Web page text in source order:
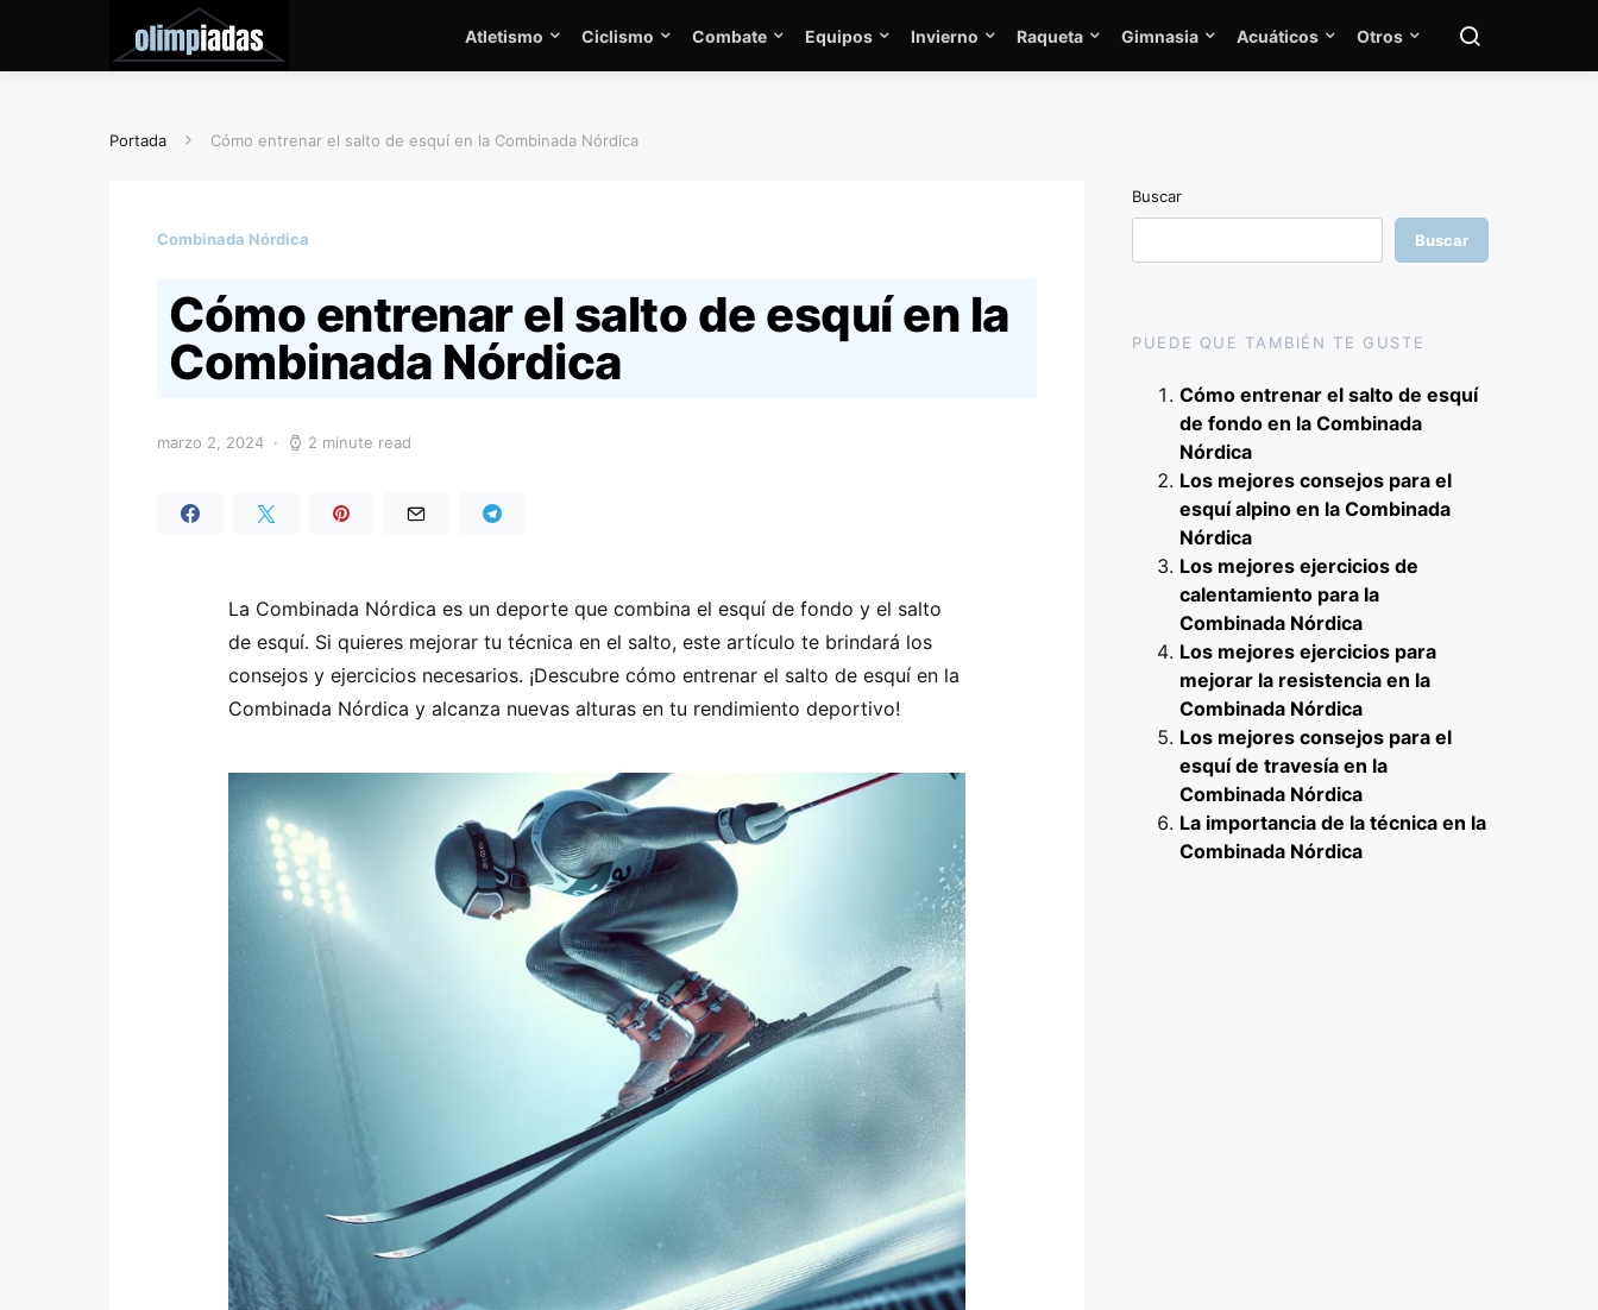
Atletismo Ciclismo Combate Equipos Invierno Raqueta Gimnasia Acuáticos Otros
Portada Cómo entrenar el salto de esquí en la Combinada Nórdica
Combinada Nórdica
Cómo entrenar el salto de esquí en la
Combinada Nórdica
marzo 2, 2024 2 minute read
La Combinada Nórdica es un deporte que combina el esquí de fondo y el salto
de esquí. Si quieres mejorar tu técnica en el salto, este artículo te brindará los
consejos y ejercicios necesarios. ¡Descubre cómo entrenar el salto de esquí en la
Combinada Nórdica y alcanza nuevas alturas en tu rendimiento deportivo!
Buscar
Buscar
PUEDE QUE TAMBIÉN TE GUSTE
Cómo entrenar el salto de esquí
de fondo en la Combinada
Nórdica
Los mejores consejos para el
esquí alpino en la Combinada
Nórdica
Los mejores ejercicios de
calentamiento para la
Combinada Nórdica
Los mejores ejercicios para
mejorar la resistencia en la
Combinada Nórdica
Los mejores consejos para el
esquí de travesía en la
Combinada Nórdica
La importancia de la técnica en la
Combinada Nórdica